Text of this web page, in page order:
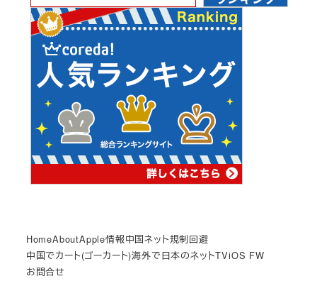
HomeAboutApple情報中国ネット規制回避
中国でカート(ゴーカート)海外で日本のネットTViOS FW
お問合せ